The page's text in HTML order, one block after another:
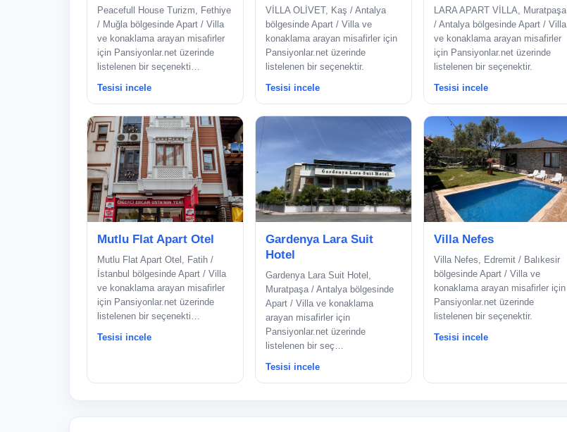
Peacefull House Turizm, Fethiye
/ Muğla bölgesinde Apart / Villa
ve konaklama arayan misafirler
için Pansiyonlar.net üzerinde
listelenen bir seçenekti…
Tesisi incele
VİLLA OLİVET, Kaş / Antalya
bölgesinde Apart / Villa ve
konaklama arayan misafirler için
Pansiyonlar.net üzerinde
listelenen bir seçenektir.
Tesisi incele
LARA APART VİLLA, Muratpaşa
/ Antalya bölgesinde Apart / Villa
ve konaklama arayan misafirler
için Pansiyonlar.net üzerinde
listelenen bir seçenektir.
Tesisi incele
Mutlu Flat Apart Otel
Mutlu Flat Apart Otel, Fatih /
İstanbul bölgesinde Apart / Villa
ve konaklama arayan misafirler
için Pansiyonlar.net üzerinde
listelenen bir seçenekti…
Tesisi incele
Gardenya Lara Suit
Hotel
Gardenya Lara Suit Hotel,
Muratpaşa / Antalya bölgesinde
Apart / Villa ve konaklama
arayan misafirler için
Pansiyonlar.net üzerinde
listelenen bir seç…
Tesisi incele
Villa Nefes
Villa Nefes, Edremit / Balıkesir
bölgesinde Apart / Villa ve
konaklama arayan misafirler için
Pansiyonlar.net üzerinde
listelenen bir seçenektir.
Tesisi incele